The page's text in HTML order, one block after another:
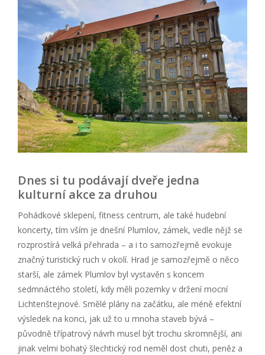
Dnes si tu podávají dveře jedna
kulturní akce za druhou
Pohádkové sklepení, fitness centrum, ale také hudební
koncerty, tím vším je dnešní Plumlov, zámek, vedle nějž se
rozprostírá velká přehrada – a i to samozřejmě evokuje
značný turistický ruch v okolí. Hrad je samozřejmě o něco
starší, ale zámek Plumlov byl vystavěn s koncem
sedmnáctého století, kdy měli pozemky v držení mocní
Lichtenštejnové. Smělé plány na začátku, ale méně efektní
výsledek na konci, jak už to u mnoha staveb bývá –
původně třípatrový návrh musel být trochu skromnější, ani
jinak velmi bohatý šlechtický rod neměl dost chuti, peněz a